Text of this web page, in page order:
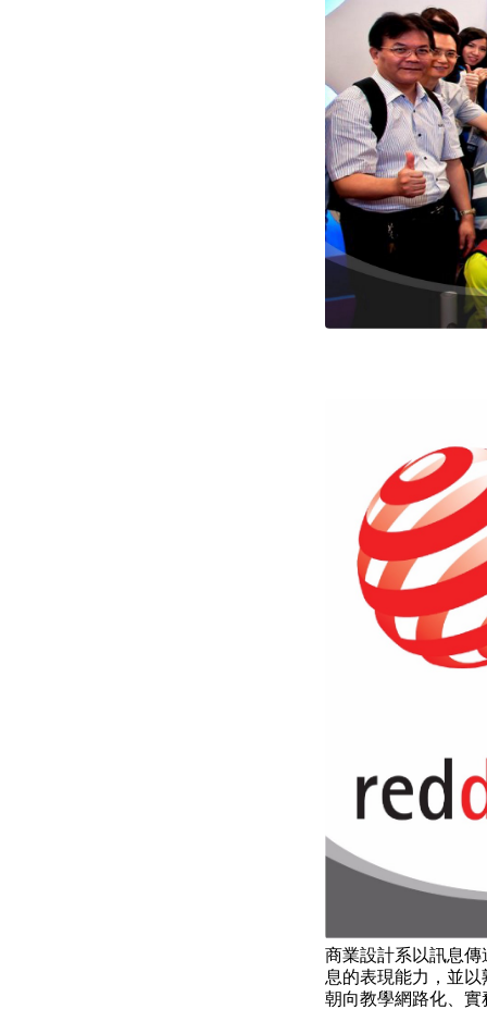
商業設計系以訊息
息的表現能力，並
朝向教學網路化、